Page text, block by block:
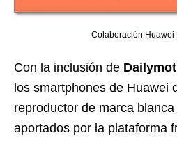
Colaboración Huawei
Con la inclusión de
los smartphones de Huawei
reproductor de marca
aportados por la plataforma